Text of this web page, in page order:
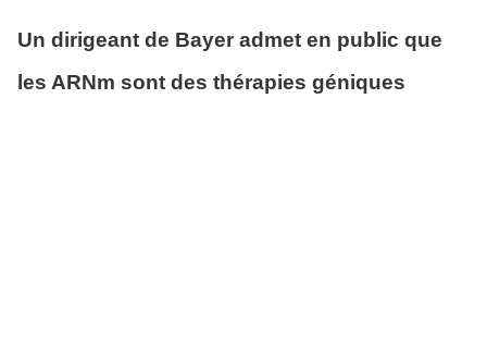
Un dirigeant de Bayer admet en public que
les ARNm sont des thérapies géniques